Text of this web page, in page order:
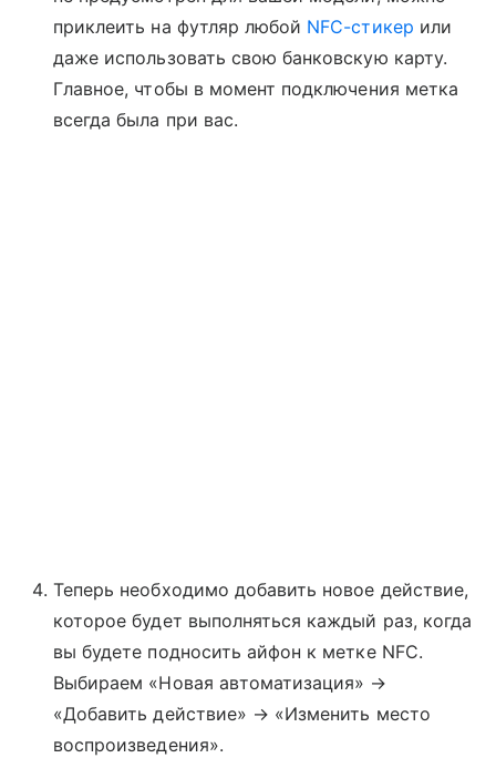
приклеить на футляр любой NFC-стикер или
даже использовать свою банковскую карту.
Главное, чтобы в момент подключения метка
всегда была при вас.
Теперь необходимо добавить новое действие,
которое будет выполняться каждый раз, когда
вы будете подносить айфон к метке NFC.
Выбираем «Новая автоматизация» →
«Добавить действие» → «Изменить место
воспроизведения».